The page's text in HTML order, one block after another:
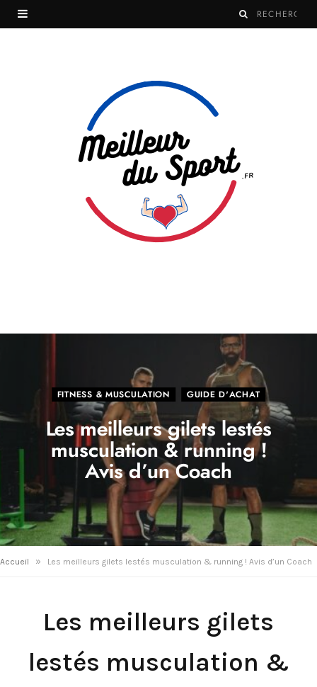
FITNESS & MUSCULATION GUIDE D'ACHAT
Les meilleurs gilets lestés
musculation & running !
Avis d’un Coach
Accueil » Les meilleurs gilets lestés musculation & running ! Avis d’un Coach
Les meilleurs gilets
lestés musculation &